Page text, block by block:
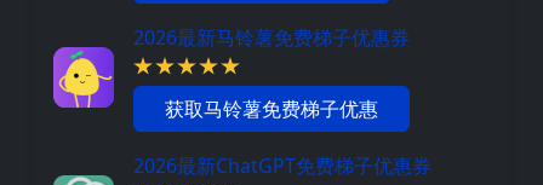
2026最新马铃薯免费梯子优惠券
获取马铃薯免费梯子优惠
2026最新ChatGPT免费梯子优惠券